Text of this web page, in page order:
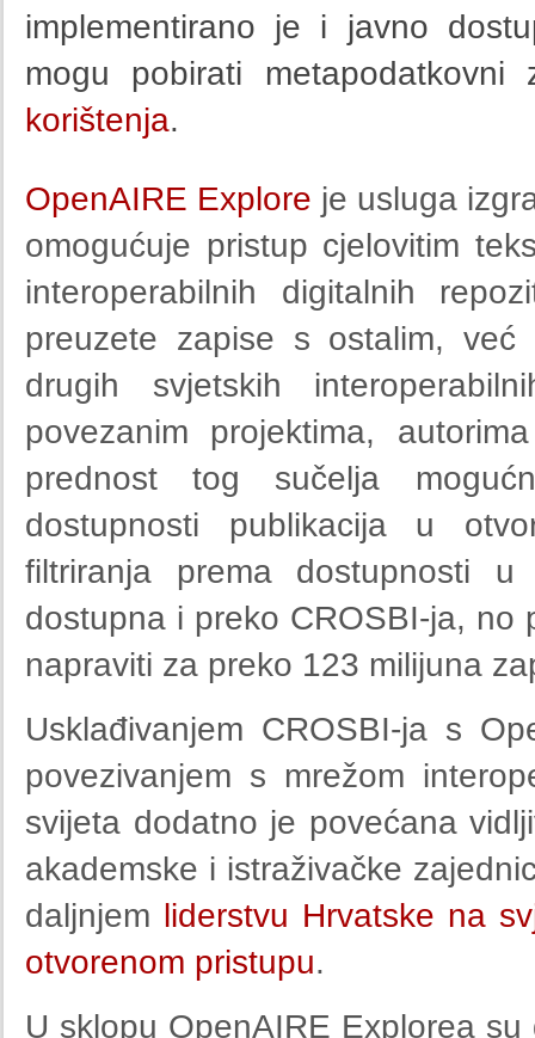
implementirano je i javno
mogu pobirati
korištenja.
OpenAIRE Explore je usluga
omogućuje pristup cjelovitim
interoperabilnih digitalnih
preuzete zapise s ostalim, već
drugih svjetskih
povezanim projektima,
prednost tog sučelja
dostupnosti publikacija u
filtriranja prema dostupnosti
dostupna i preko CROSBI-ja, no
napraviti za preko 123 milijuna
Usklađivanjem CROSBI-ja s
povezivanjem s mrežom
svijeta dodatno je povećana
akademske i istraživačke
daljnjem liderstvu Hrvatske na
otvorenom pristupu.
U sklopu OpenAIRE Explorea